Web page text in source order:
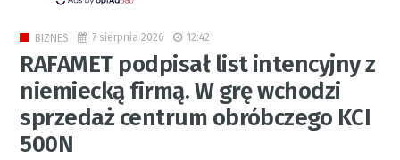
BIZNES 7 sierpnia 2026 12:42
RAFAMET podpisał list intencyjny z
niemiecką firmą. W grę wchodzi
sprzedaż centrum obróbczego KCI
500N